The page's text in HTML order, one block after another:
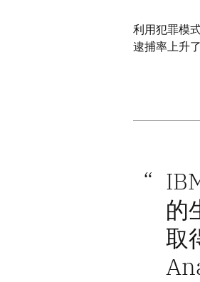
利用犯罪模
逮捕率上升了
的
取